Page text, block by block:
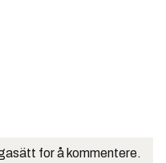
for å kommentere.